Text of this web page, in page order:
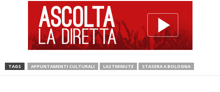
TAGS APPUNTAMENTI CULTURALI LASTMINUTE STASERA A BOLOGNA